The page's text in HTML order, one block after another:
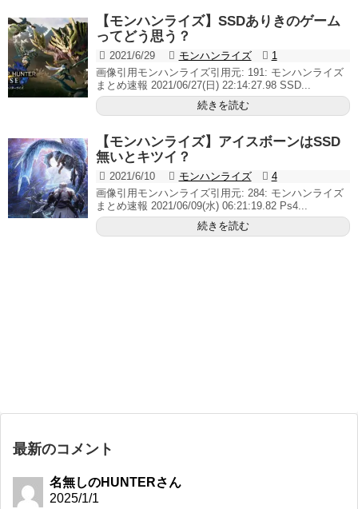
【モンハンライズ】SSDありきのゲーム
ってどう思う？
2021/6/29 モンハンライズ
1
画像引用モンハンライズ引用元: 191: モンハンライズ
まとめ速報 2021/06/27(日) 22:14:27.98 SSD...
続きを読む
【モンハンライズ】アイスボーンはSSD
無いとキツイ？
2021/6/10 モンハンライズ
4
画像引用モンハンライズ引用元: 284: モンハンライズ
まとめ速報 2021/06/09(水) 06:21:19.82 Ps4...
続きを読む
最新のコメント
名無しのHUNTERさん
2025/1/1